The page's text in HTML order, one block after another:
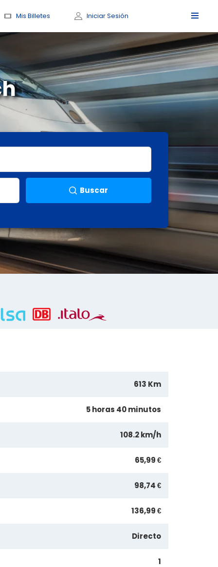
Mis Billetes Iniciar Sesión
Buscar
613 Km
5 horas 40 minutos
108.2 km/h
65,99 €
98,74 €
136,99 €
Directo
1